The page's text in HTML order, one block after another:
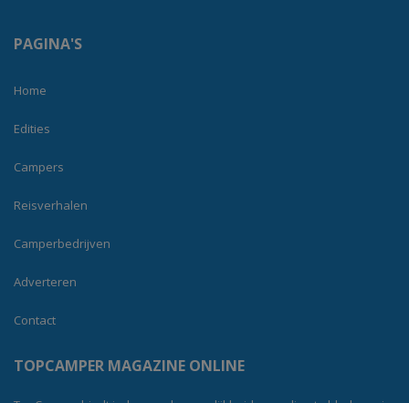
PAGINA'S
Home
Edities
Campers
Reisverhalen
Camperbedrijven
Adverteren
Contact
TOPCAMPER MAGAZINE ONLINE